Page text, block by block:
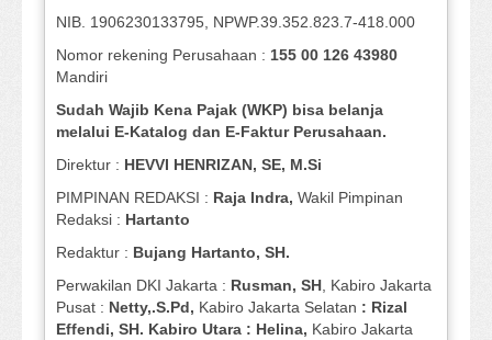
NIB. 1906230133795, NPWP.39.352.823.7-418.000
Nomor rekening Perusahaan : 155 00 126 43980
Mandiri
Sudah Wajib Kena Pajak (WKP) bisa belanja
melalui E-Katalog dan E-Faktur Perusahaan.
Direktur : HEVVI HENRIZAN, SE, M.Si
PIMPINAN REDAKSI : Raja Indra, Wakil Pimpinan
Redaksi : Hartanto
Redaktur : Bujang Hartanto, SH.
Perwakilan DKI Jakarta : Rusman, SH, Kabiro Jakarta
Pusat : Netty,.S.Pd, Kabiro Jakarta Selatan : Rizal
Effendi, SH. Kabiro Utara : Helina, Kabiro Jakarta